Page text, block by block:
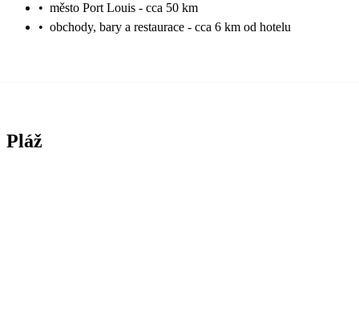
• město Port Louis - cca 50 km
• obchody, bary a restaurace - cca 6 km od hotelu
Pláž